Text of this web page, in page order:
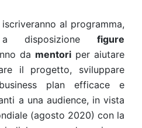
al programma,
disposizione
figure
da mentori per aiutare
il progetto, sviluppare
plan efficace e
a una audience, in vista
(agosto 2020) con la